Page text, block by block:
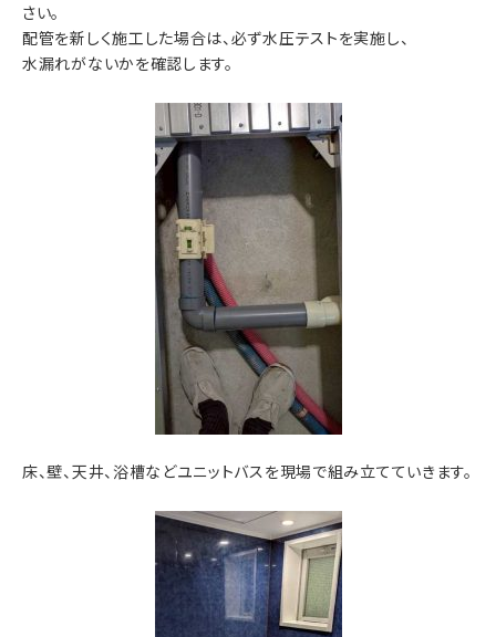
さい。
配管を新しく施工した場合は、必ず水圧テストを実施し、
水漏れがないかを確認します。
床、壁、天井、浴槽などユニットバスを現場で組み立てていきます。